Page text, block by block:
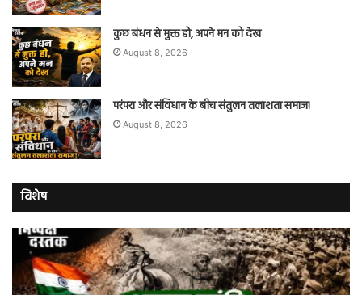
कुछ बंधन से मुक्त हो, अपने मन को देख
August 8, 2026
परंपरा और संविधान के बीच संतुलन तलाशता समाज!
August 8, 2026
विशेष